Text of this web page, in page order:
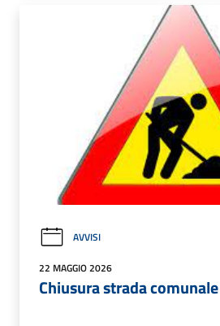
AVVISI
22 MAGGIO 2026
Chiusura strada comunale